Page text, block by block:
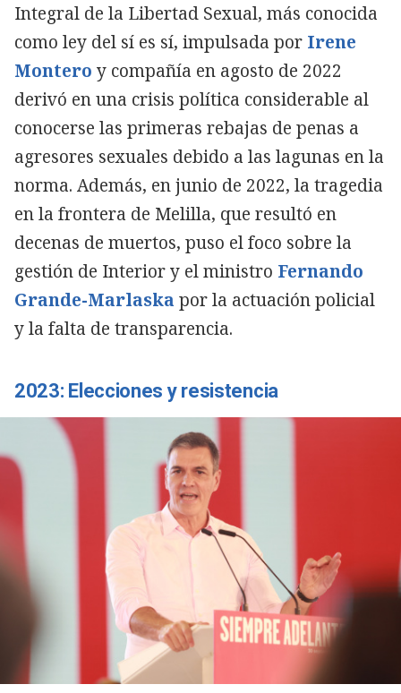
Integral de la Libertad Sexual, más conocida
como ley del sí es sí, impulsada por Irene
Montero y compañía en agosto de 2022
derivó en una crisis política considerable al
conocerse las primeras rebajas de penas a
agresores sexuales debido a las lagunas en la
norma. Además, en junio de 2022, la tragedia
en la frontera de Melilla, que resultó en
decenas de muertos, puso el foco sobre la
gestión de Interior y el ministro Fernando
Grande-Marlaska por la actuación policial
y la falta de transparencia.
2023: Elecciones y resistencia